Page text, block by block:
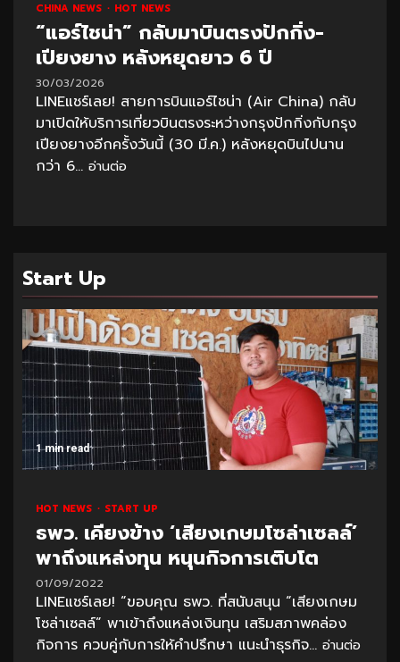
CHINA NEWS HOT NEWS
“แอร์ไชน่า” กลับมาบินตรงปักกิ่ง-
เปียงยาง หลังหยุดยาว 6 ปี
30/03/2026
LINEแชร์เลย! สายการบินแอร์ไชน่า (Air China) กลับ
มาเปิดให้บริการเที่ยวบินตรงระหว่างกรุงปักกิ่งกับกรุง
เปียงยางอีกครั้งวันนี้ (30 มี.ค.) หลังหยุดบินไปนาน
กว่า 6... อ่านต่อ
Start Up
1 min read
HOT NEWS START UP
ธพว. เคียงข้าง ‘เสียงเกษมโซล่าเซลล์’
พาถึงแหล่งทุน หนุนกิจการเติบโต
01/09/2022
LINEแชร์เลย! “ขอบคุณ ธพว. ที่สนับสนุน “เสียงเกษม
โซล่าเซลล์” พาเข้าถึงแหล่งเงินทุน เสริมสภาพคล่อง
กิจการ ควบคู่กับการให้คำปรึกษา แนะนำธุรกิจ... อ่านต่อ